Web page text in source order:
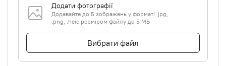
Додати фотографії
Додавайте до 5 зображень у форматі .jpg,
.png, .heic розміром файлу до 5 МБ
Вибрати файл